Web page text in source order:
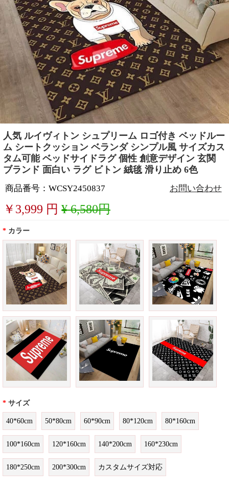
人気 ルイヴィトン シュプリーム ロゴ付き ベッドルー
ム シートクッション ベランダ シンプル風 サイズカス
タム可能 ベッドサイドラグ 個性 創意デザイン 玄関
ブランド 面白い ラグ ビトン 絨毯 滑り止め 6色
商品番号：WCSY2450837 お問い合わせ
￥ 3,999 円 ¥ 6,580円
* カラー
* サイズ
40*60cm 50*80cm 60*90cm 80*120cm 80*160cm
100*160cm 120*160cm 140*200cm 160*230cm
180*250cm 200*300cm カスタムサイズ対応